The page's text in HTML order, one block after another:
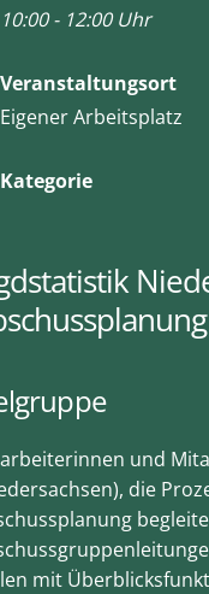
10:00 - 12:00 Uhr
Veranstaltungsort
Eigener Arbeitsplatz
Kategorie
und
die
mit